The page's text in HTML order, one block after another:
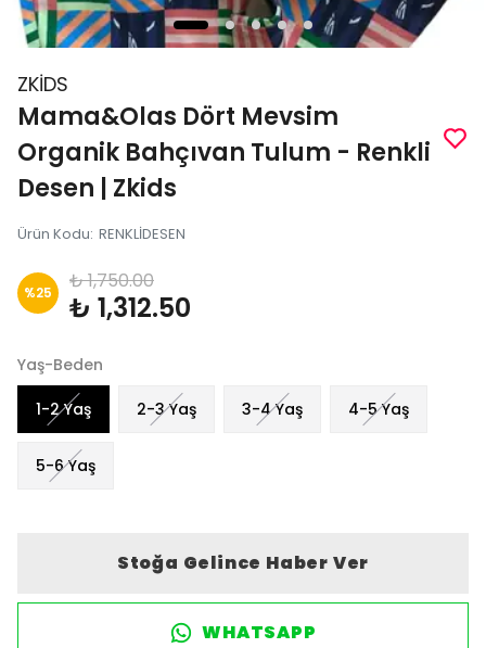
ZKİDS
Mama&Olas Dört Mevsim
Organik Bahçıvan Tulum - Renkli
Desen | Zkids
Ürün Kodu: RENKLİDESEN
%25 ₺ 1,750.00
₺ 1,312.50
Yaş-Beden
1-2 Yaş 2-3 Yaş 3-4 Yaş 4-5 Yaş
5-6 Yaş
Stoğa Gelince Haber Ver
WHATSAPP